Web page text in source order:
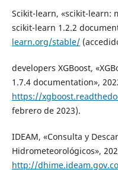
Scikit-learn, «scikit-
scikit-learn 1.2.2
learn.org/stable/
developers XGBoost,
1.7.4 documentation»,
https://
febrero de 2023).
IDEAM, «Consulta y
Hidrometeorológicos»,
http://